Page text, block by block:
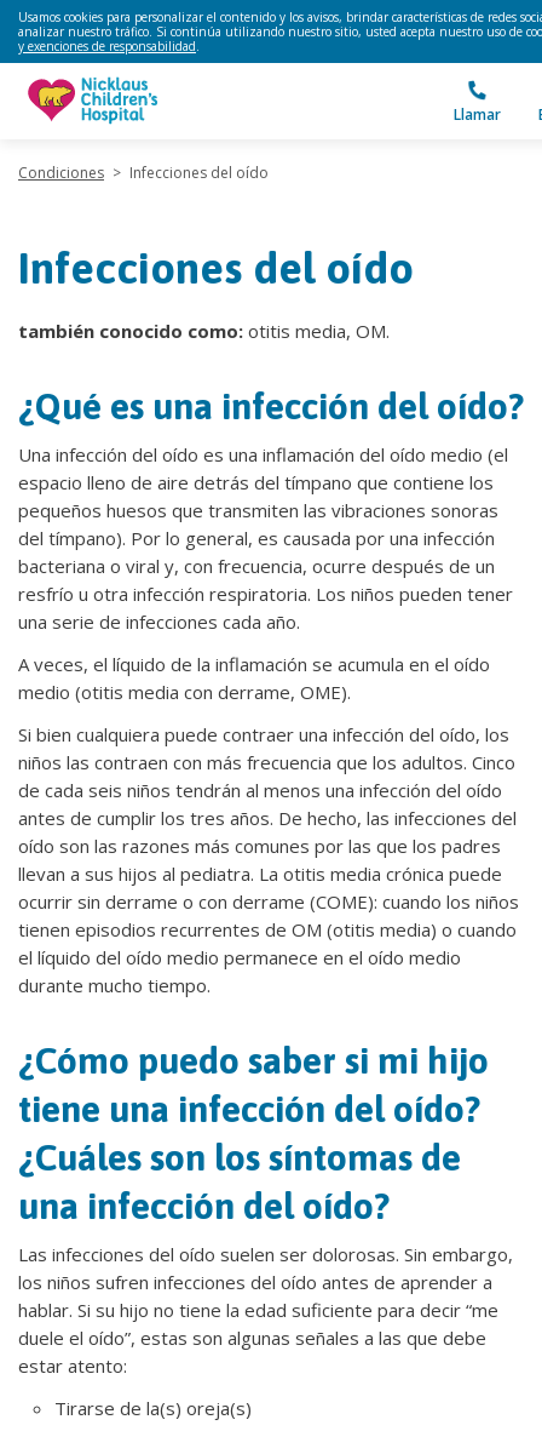
Usamos cookies para personalizar el contenido y los avisos, brindar características de redes
analizar nuestro tráfico. Si continúa utilizando nuestro sitio, usted acepta nuestro uso de
y exenciones de responsabilidad.
Llamar
Condiciones > Infecciones del oído
Infecciones del oído
también conocido como: otitis media, OM.
¿Qué es una infección del oído?
Una infección del oído es una inflamación del oído medio (el
espacio lleno de aire detrás del tímpano que contiene los
pequeños huesos que transmiten las vibraciones sonoras
del tímpano). Por lo general, es causada por una infección
bacteriana o viral y, con frecuencia, ocurre después de un
resfrío u otra infección respiratoria. Los niños pueden tener
una serie de infecciones cada año.
A veces, el líquido de la inflamación se acumula en el oído
medio (otitis media con derrame, OME).
Si bien cualquiera puede contraer una infección del oído, los
niños las contraen con más frecuencia que los adultos. Cinco
de cada seis niños tendrán al menos una infección del oído
antes de cumplir los tres años. De hecho, las infecciones del
oído son las razones más comunes por las que los padres
llevan a sus hijos al pediatra. La otitis media crónica puede
ocurrir sin derrame o con derrame (COME): cuando los niños
tienen episodios recurrentes de OM (otitis media) o cuando
el líquido del oído medio permanece en el oído medio
durante mucho tiempo.
¿Cómo puedo saber si mi hijo
tiene una infección del oído?
¿Cuáles son los síntomas de
una infección del oído?
Las infecciones del oído suelen ser dolorosas. Sin embargo,
los niños sufren infecciones del oído antes de aprender a
hablar. Si su hijo no tiene la edad suficiente para decir “me
duele el oído”, estas son algunas señales a las que debe
estar atento:
Tirarse de la(s) oreja(s)